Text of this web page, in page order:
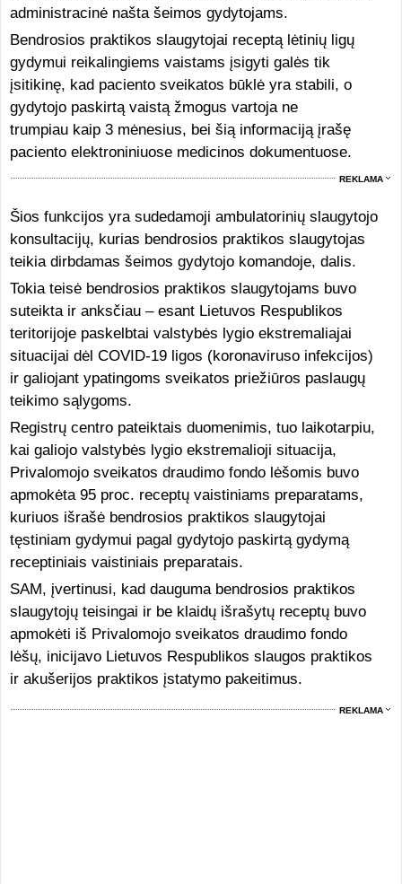
administracinė našta šeimos gydytojams.
Bendrosios praktikos slaugytojai receptą lėtinių ligų
gydymui reikalingiems vaistams įsigyti galės tik
įsitikinę, kad paciento sveikatos būklė yra stabili, o
gydytojo paskirtą vaistą žmogus vartoja ne
trumpiau kaip 3 mėnesius, bei šią informaciją įrašę
paciento elektroniniuose medicinos dokumentuose.
REKLAMA
Šios funkcijos yra sudedamoji ambulatorinių slaugytojo
konsultacijų, kurias bendrosios praktikos slaugytojas
teikia dirbdamas šeimos gydytojo komandoje, dalis.
Tokia teisė bendrosios praktikos slaugytojams buvo
suteikta ir anksčiau – esant Lietuvos Respublikos
teritorijoje paskelbtai valstybės lygio ekstremaliajai
situacijai dėl COVID-19 ligos (koronaviruso infekcijos)
ir galiojant ypatingoms sveikatos priežiūros paslaugų
teikimo sąlygoms.
Registrų centro pateiktais duomenimis, tuo laikotarpiu,
kai galiojo valstybės lygio ekstremalioji situacija,
Privalomojo sveikatos draudimo fondo lėšomis buvo
apmokėta 95 proc. receptų vaistiniams preparatams,
kuriuos išrašė bendrosios praktikos slaugytojai
tęstiniam gydymui pagal gydytojo paskirtą gydymą
receptiniais vaistiniais preparatais.
SAM, įvertinusi, kad dauguma bendrosios praktikos
slaugytojų teisingai ir be klaidų išrašytų receptų buvo
apmokėti iš Privalomojo sveikatos draudimo fondo
lėšų, inicijavo Lietuvos Respublikos slaugos praktikos
ir akušerijos praktikos įstatymo pakeitimus.
REKLAMA